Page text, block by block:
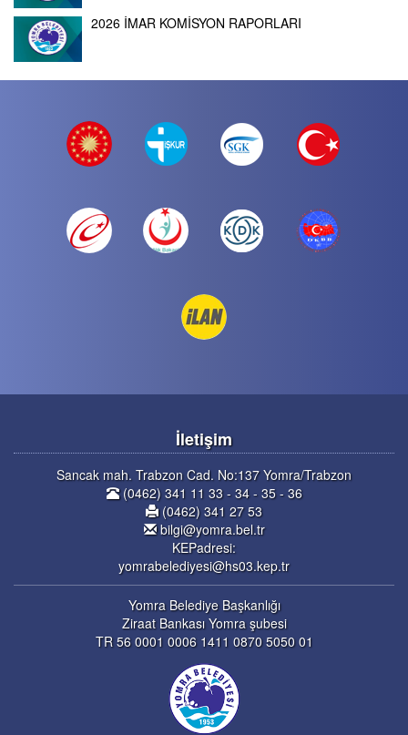
2026 İMAR KOMİSYON RAPORLARI
İletişim
Sancak mah. Trabzon Cad. No:137 Yomra/Trabzon
(0462) 341 11 33 - 34 - 35 - 36
(0462) 341 27 53
bilgi@yomra.bel.tr
KEPadresi:
yomrabelediyesi@hs03.kep.tr
Yomra Belediye Başkanlığı
Ziraat Bankası Yomra şubesi
TR 56 0001 0006 1411 0870 5050 01